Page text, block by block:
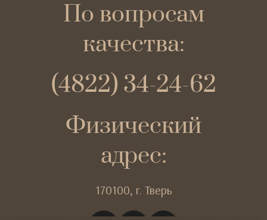
По вопросам
качества:
(4822) 34-24-62
Физический
адрес:
170100, г. Тверь